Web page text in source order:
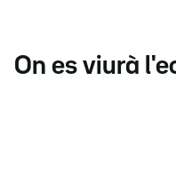
On es viurà